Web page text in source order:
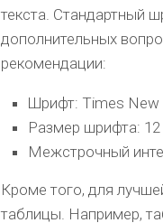
текста. Стандартный
дополнительных
рекомендации:
Шрифт: Times New
Размер шрифта: 12
Межстрочный
Кроме того, для
таблицы. Например,